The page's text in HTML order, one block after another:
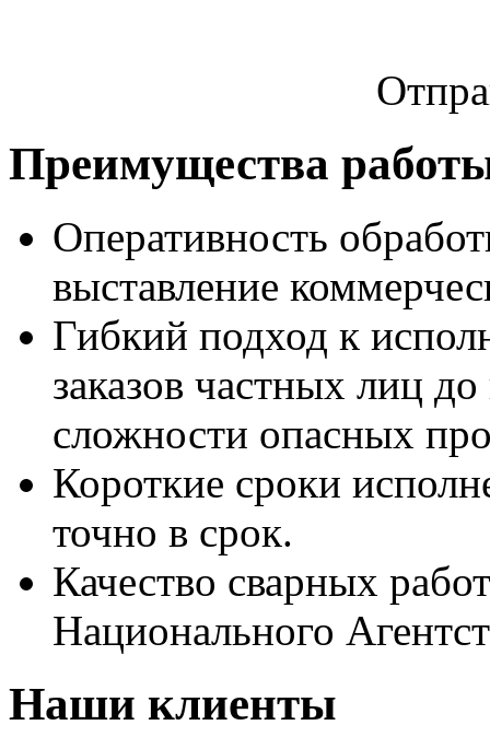
Преимущества
Оперативность
выставление
Гибкий подход к
заказов частных лиц
сложности опасных
Короткие сроки
точно в срок.
Качество сварных
Национального
Наши клиенты